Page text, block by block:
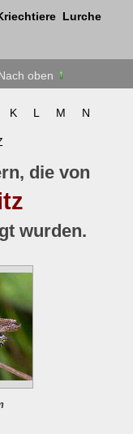
Lurche
oben
K L M N
die von
wurden.